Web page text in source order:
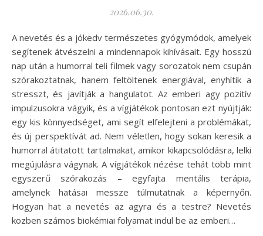
2026.06.30.
A nevetés és a jókedv természetes gyógymódok, amelyek
segítenek átvészelni a mindennapok kihívásait. Egy hosszú
nap után a humorral teli filmek vagy sorozatok nem csupán
szórakoztatnak, hanem feltöltenek energiával, enyhítik a
stresszt, és javítják a hangulatot. Az emberi agy pozitív
impulzusokra vágyik, és a vígjátékok pontosan ezt nyújtják:
egy kis könnyedséget, ami segít elfelejteni a problémákat,
és új perspektívát ad. Nem véletlen, hogy sokan keresik a
humorral átitatott tartalmakat, amikor kikapcsolódásra, lelki
megújulásra vágynak. A vígjátékok nézése tehát több mint
egyszerű szórakozás – egyfajta mentális terápia,
amelynek hatásai messze túlmutatnak a képernyőn.
Hogyan hat a nevetés az agyra és a testre? Nevetés
közben számos biokémiai folyamat indul be az emberi…